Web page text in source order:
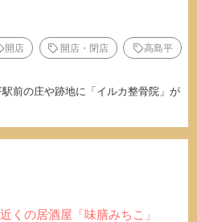
開店 開店・閉店 高島平
駅前の庄や跡地に「イルカ整骨院」が
くの居酒屋「味膳みちこ」